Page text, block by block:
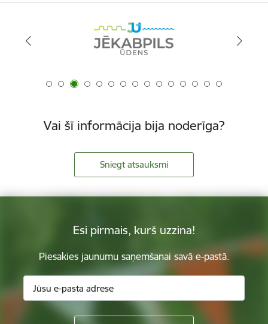
Vai šī informācija bija noderīga?
Sniegt atsauksmi
Esi pirmais, kurš uzzina!
Piesakies jaunumu saņemšanai savā e-pastā.